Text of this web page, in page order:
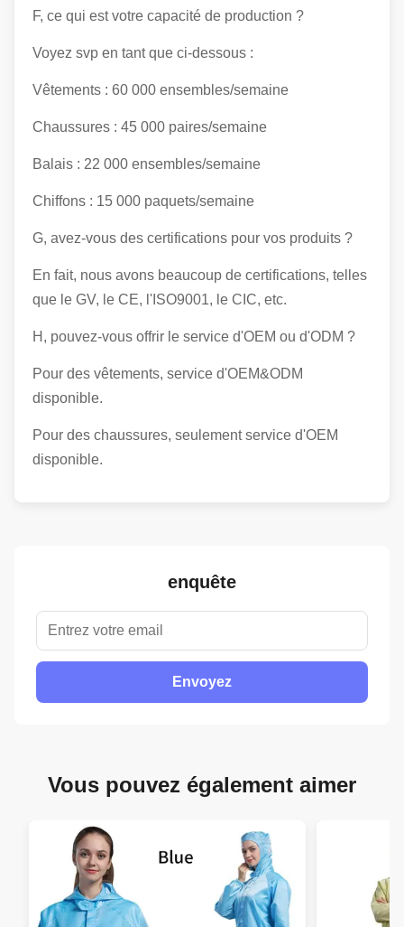
F, ce qui est votre capacité de production ?
Voyez svp en tant que ci-dessous :
Vêtements : 60 000 ensembles/semaine
Chaussures : 45 000 paires/semaine
Balais : 22 000 ensembles/semaine
Chiffons : 15 000 paquets/semaine
G, avez-vous des certifications pour vos produits ?
En fait, nous avons beaucoup de certifications, telles
que le GV, le CE, l'ISO9001, le CIC, etc.
H, pouvez-vous offrir le service d'OEM ou d'ODM ?
Pour des vêtements, service d'OEM&ODM
disponible.
Pour des chaussures, seulement service d'OEM
disponible.
enquête
Envoyez
Vous pouvez également aimer